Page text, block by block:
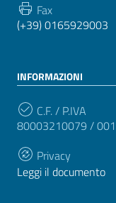
Fax
(+39) 0165929003
INFORMAZIONI
C.F. / P.IVA
80003210079 /
Privacy
Leggi il documento